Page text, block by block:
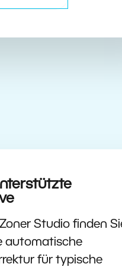
Studio finden
automatische
für typische